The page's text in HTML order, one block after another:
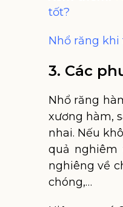
tốt?
Nhổ răng
3. Các
Nhổ răng
xương hàm,
nhai. Nếu
quả nghiêm
nghiêng về
chóng,…